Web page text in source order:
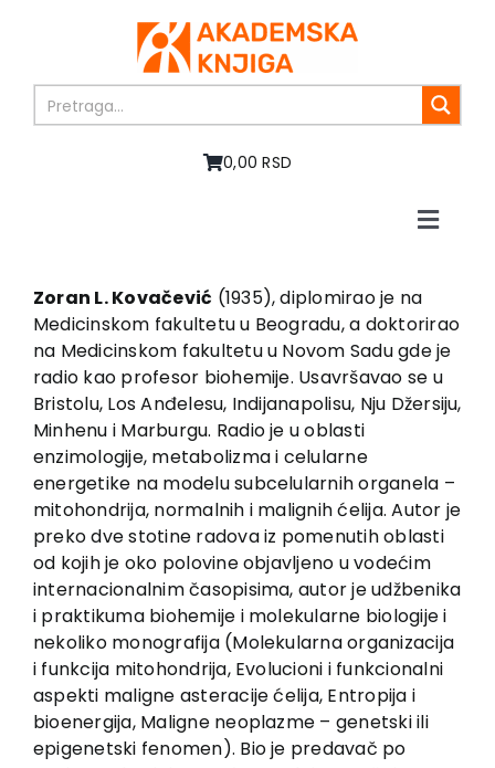
0,00 RSD
Toggle
O nama
Knjige
U pripremi
Akcija
Autori
Vesti
EU PROJEKTI
Kontakt
Zoran L. Kovačević (1935), diplomirao je na
Medicinskom fakultetu u Beogradu, a doktorirao
na Medicinskom fakultetu u Novom Sadu gde je
radio kao profesor biohemije. Usavršavao se u
Bristolu, Los Anđelesu, Indijanapolisu, Nju Džersiju,
Minhenu i Marburgu. Radio je u oblasti
enzimologije, metabolizma i celularne
energetike na modelu subcelularnih organela –
mitohondrija, normalnih i malignih ćelija. Autor je
preko dve stotine radova iz pomenutih oblasti
od kojih je oko polovine objavljeno u vodećim
internacionalnim časopisima, autor je udžbenika
i praktikuma biohemije i molekularne biologije i
nekoliko monografija (Molekularna organizacija
i funkcija mitohondrija, Evolucioni i funkcionalni
aspekti maligne asteracije ćelija, Entropija i
bioenergija, Maligne neoplazme – genetski ili
epigenetski fenomen). Bio je predavač po